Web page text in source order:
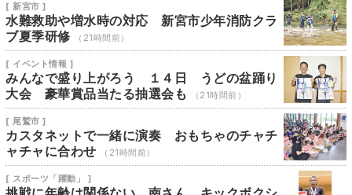
[ 新宮市 ]
水難救助や増水時の対応 新宮市少年消防クラ
ブ夏季研修
（21時間前）
[ イベント情報 ]
みんなで盛り上がろう １４日 うどの盆踊り
大会 豪華賞品当たる抽選会も
（21時間前）
[ 尾鷲市 ]
カスタネットで一緒に演奏 おもちゃのチャチ
ャチャに合わせ
（21時間前）
[ スポーツ「躍動」 ]